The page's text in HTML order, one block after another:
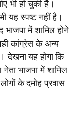
भी हो चुकी है।
यह स्पष्ट नहीं है।
भाजपा में शामिल होने
कांग्रेस के अन्य
देखना यह होगा कि
भाजपा में शामिल
के दमोह प्रवास